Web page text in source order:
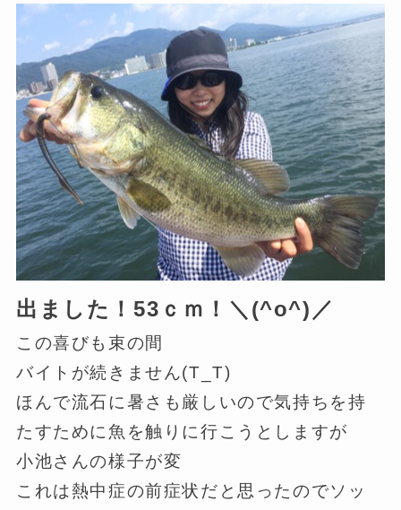
出ました！53ｃｍ！＼(^o^)／
この喜びも束の間
バイトが続きません(T_T)
ほんで流石に暑さも厳しいので気持ちを持
たすために魚を触りに行こうとしますが
小池さんの様子が変
これは熱中症の前症状だと思ったのでソッ